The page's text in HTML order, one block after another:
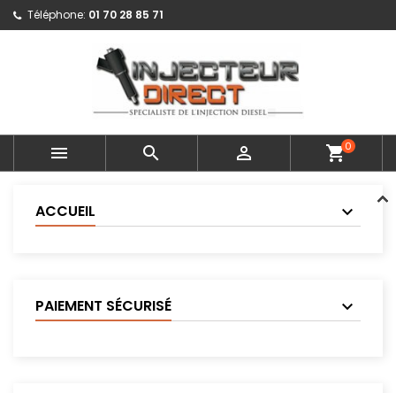
Téléphone: 01 70 28 85 71
   shopping_cart0
ACCUEIL
PAIEMENT SÉCURISÉ